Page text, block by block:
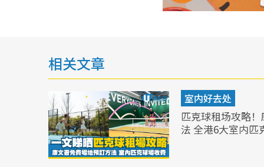
相关文章
室内好去处
匹克球租场攻略
法 全港6大室内